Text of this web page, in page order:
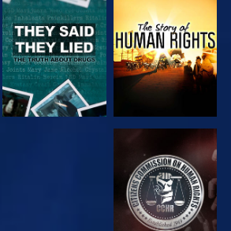
ΠΑΡΑΚΟΛΟΥΘΗΣΤΕ ΠΑΡΑΚΟΛΟΥΘΗΣΤΕ
ΠΑΡΑΚΟΛΟΥΘΗΣΤΕ